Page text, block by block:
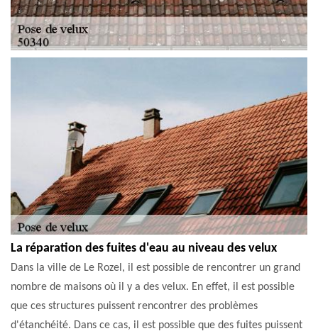
La réparation des fuites d'eau au niveau des velux
Dans la ville de Le Rozel, il est possible de rencontrer un grand
nombre de maisons où il y a des velux. En effet, il est possible
que ces structures puissent rencontrer des problèmes
d'étanchéité. Dans ce cas, il est possible que des fuites puissent